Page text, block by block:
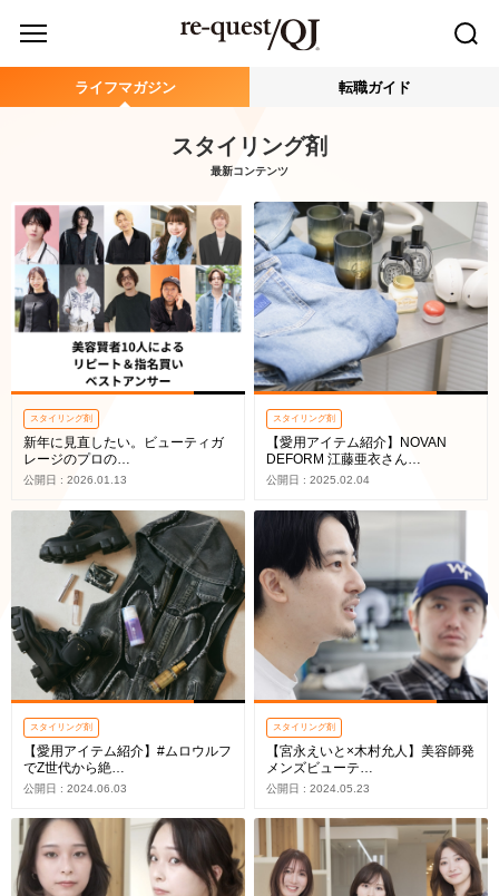
ライフマガジン 転職ガイド
スタイリング剤
最新コンテンツ
スタイリング剤
新年に見直したい。ビューティガ
レージのプロの…
公開日 : 2026.01.13
スタイリング剤
【愛用アイテム紹介】NOVAN
DEFORM 江藤亜衣さん…
公開日 : 2025.02.04
スタイリング剤
【愛用アイテム紹介】#ムロウルフ
でZ世代から絶…
公開日 : 2024.06.03
スタイリング剤
【宮永えいと×木村允人】美容師発
メンズビューテ…
公開日 : 2024.05.23